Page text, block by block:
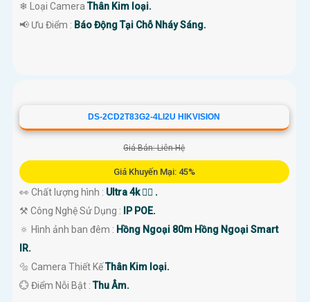
❄ Loại CameraThân Kim loại.
️📢 Ưu Điểm : Báo Động Tại Chỗ Nháy Sáng.
DS-2CD2T83G2-4LI2U HIKVISION
Giá Bán: Liên Hệ
Giá Khuyến Mại: 45%
👀 Chất lượng hình : Ultra 4k 👍🏾 .
⚒ Công Nghệ Sử Dụng :
IP POE.
🔅 Hình ảnh ban đêm : Hồng Ngoại 80m Hồng Ngoại Smart
IR.
🔩 Camera Thiết KếThân Kim loại.
️💮 Điểm Nỗi Bật :Thu Âm.